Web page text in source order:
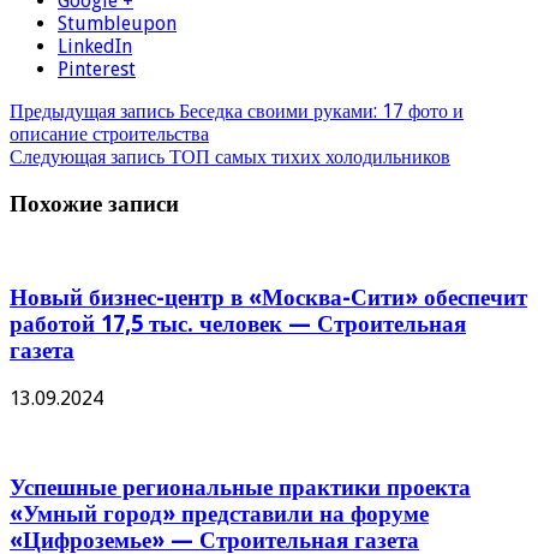
Stumbleupon
LinkedIn
Pinterest
Предыдущая запись Беседка своими руками: 17 фото и
описание строительства
Следующая запись ТОП самых тихих холодильников
Похожие записи
Новый бизнес-центр в «Москва-Сити» обеспечит
работой 17,5 тыс. человек — Строительная
газета
13.09.2024
Успешные региональные практики проекта
«Умный город» представили на форуме
«Цифроземье» — Строительная газета